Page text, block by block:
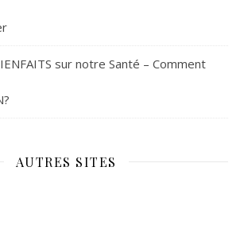
sur notre Santé – Comment
AUTRES SITES